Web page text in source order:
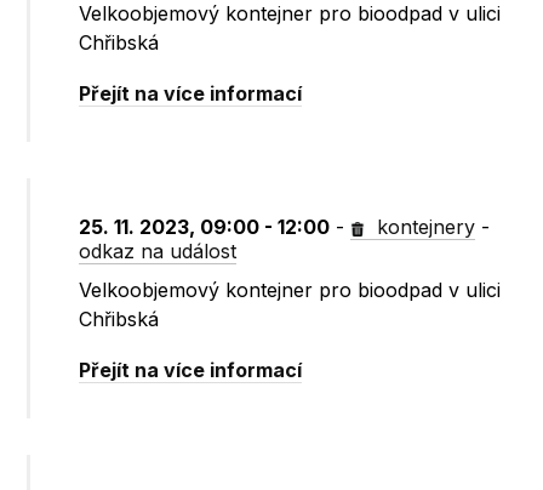
Velkoobjemový kontejner pro bioodpad v ulici
Chřibská
Přejít na více informací
25. 11. 2023, 09:00 - 12:00 - kontejnery -
odkaz na událost
Velkoobjemový kontejner pro bioodpad v ulici
Chřibská
Přejít na více informací